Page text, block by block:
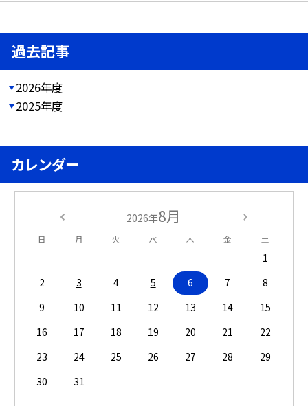
過去記事
2026年度
2025年度
カレンダー
2026年8月
日 月 火 水 木 金 土
1
2
3 4 5 6 7
8
9
10 11 12 13 14
15
16
17 18 19 20 21
22
23
24 25 26 27 28
29
30
31